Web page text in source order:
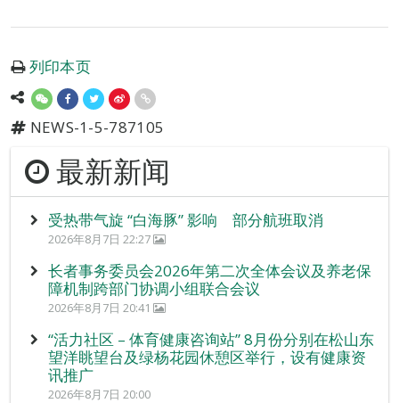
列印本页
NEWS-1-5-787105
最新新闻
受热带气旋 “白海豚” 影响 部分航班取消
2026年8月7日 22:27
长者事务委员会2026年第二次全体会议及养老保
障机制跨部门协调小组联合会议
2026年8月7日 20:41
“活力社区 – 体育健康咨询站” 8月份分别在松山东
望洋眺望台及绿杨花园休憩区举行，设有健康资
讯推广
2026年8月7日 20:00